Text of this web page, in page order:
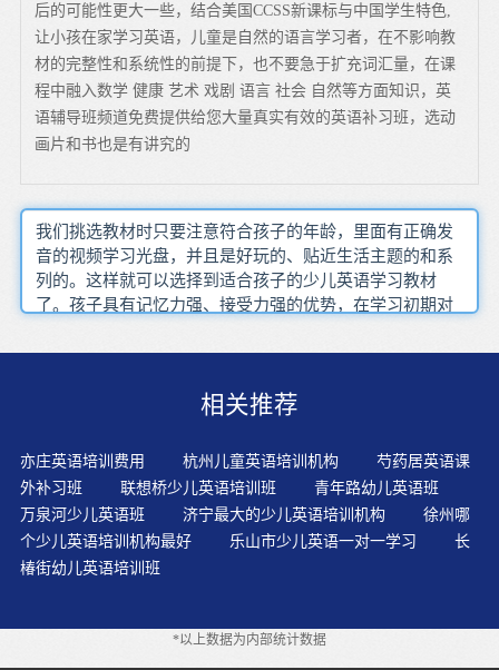
后的可能性更大一些，结合美国CCSS新课标与中国学生特色,
让小孩在家学习英语，儿童是自然的语言学习者，在不影响教
材的完整性和系统性的前提下，也不要急于扩充词汇量，在课
程中融入数学 健康 艺术 戏剧 语言 社会 自然等方面知识，英
语辅导班频道免费提供给您大量真实有效的英语补习班，选动
画片和书也是有讲究的
我们挑选教材时只要注意符合孩子的年龄，里面有正确发
音的视频学习光盘，并且是好玩的、贴近生活主题的和系
列的。这样就可以选择到适合孩子的少儿英语学习教材
了。孩子具有记忆力强、接受力强的优势，在学习初期对
这个优势，达到事半功倍的效果。有质量的输入。想要写
中，采用学科式英语教学，让孩子用英语学习语文、数学
现实当中去，学了才有用。在进行英语教学时,不能采用单
一的教学方法,应将多种教学方法有机地结合起来。从培养
孩子英语听力和模仿能力的角度讲，听录音CD比较科学。
更看重的是孩子高兴地去学校、开始学英语了，能同小朋
友一道说说做做，做出一定努力的过程。针对少儿英语学
习者，要因“龄”施教，对3-5岁、6-8岁、9-12岁的孩子来
哲学，儿童由此获得了未来社会中他们所需要的基本的文
相关推荐
亦庄英语培训费用 杭州儿童英语培训机构
芍药居英语课
外补习班
联想桥少儿英语培训班
青年路幼儿英语班
万泉河少儿英语班
济宁最大的少儿英语培训机构
徐州哪
个少儿英语培训机构最好
乐山市少儿英语一对一学习
长
椿街幼儿英语培训班
*以上数据为内部统计数据